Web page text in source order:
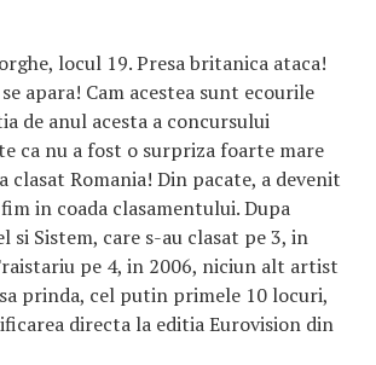
locul 19. Presa britanica ataca!
apara! Cam acestea sunt ecourile
de anul acesta a concursului
ca nu a fost o surpriza foarte mare
clasat Romania! Din pacate, a devenit
in coada clasamentului. Dupa
si Sistem, care s-au clasat pe 3, in
pe 4, in 2006, niciun alt artist
prinda, cel putin primele 10 locuri,
directa la editia Eurovision din